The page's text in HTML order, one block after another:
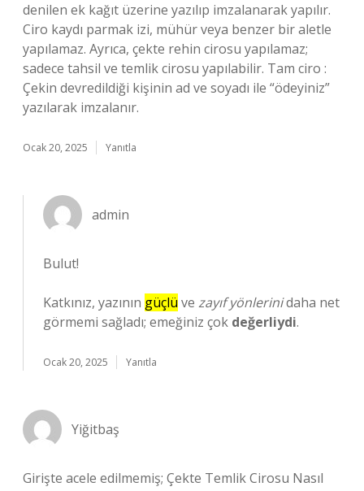
denilen ek kağıt üzerine yazılıp imzalanarak yapılır.
Ciro kaydı parmak izi, mühür veya benzer bir aletle
yapılamaz. Ayrıca, çekte rehin cirosu yapılamaz;
sadece tahsil ve temlik cirosu yapılabilir. Tam ciro :
Çekin devredildiği kişinin ad ve soyadı ile “ödeyiniz”
yazılarak imzalanır.
Ocak 20, 2025 Yanıtla
admin
Bulut!
Katkınız, yazının güçlü ve zayıf yönlerinidaha net
görmemi sağladı; emeğiniz çok değerliydi.
Ocak 20, 2025 Yanıtla
Yiğitbaş
Girişte acele edilmemiş; Çekte Temlik Cirosu Nasıl